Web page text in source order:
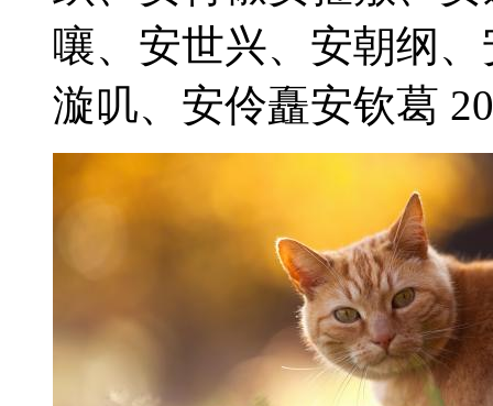
嚷、安世兴、安朝纲
漩叽、安伶矗安钦葛